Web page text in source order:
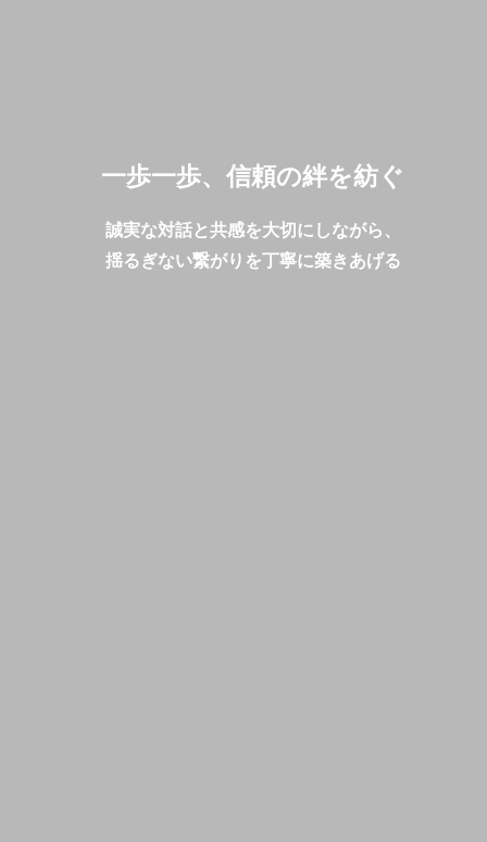
一歩一歩、信頼の絆を紡ぐ
誠実な対話と共感を大切にしながら、
揺るぎない繋がりを丁寧に築きあげる